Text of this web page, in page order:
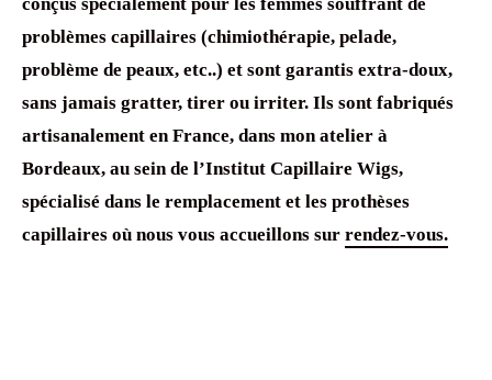
problèmes capillaires (chimiothérapie, pelade,
problème de peaux, etc..) et sont garantis extra-doux,
sans jamais gratter, tirer ou irriter. Ils sont fabriqués
artisanalement en France, dans mon atelier à
Bordeaux, au sein de l’Institut Capillaire Wigs,
spécialisé dans le remplacement et les prothèses
capillaires où nous vous accueillons sur rendez-vous.